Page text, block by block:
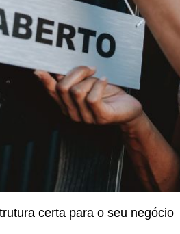
certa para o seu negócio